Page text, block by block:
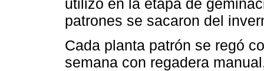
patrones se sacaron del
Cada planta patrón se regó
semana con regadera